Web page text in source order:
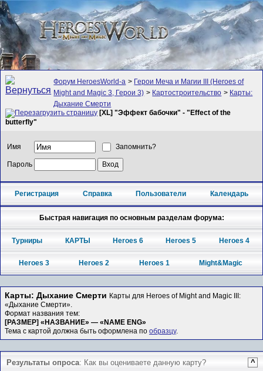
Форум HeroesWorld-а > Герои Меча и Магии III (Heroes of
Might and Magic 3, Герои 3) > Картостроительство > Карты:
Дыхание Смерти
[XL] "Эффект бабочки" - "Effect of the
butterfly"
Имя Запомнить?
Пароль
Регистрация Справка Пользователи Календарь
Быстрая навигация по основным разделам форума:
Турниры КАРТЫ Heroes 6 Heroes 5 Heroes 4
Heroes 3 Heroes 2 Heroes 1 Might&Magic
Карты: Дыхание Смерти Карты для Heroes of Might and Magic III:
«Дыхание Смерти».
Формат названия тем:
[РАЗМЕР] «НАЗВАНИЕ» — «NAME ENG»
Тема с картой должна быть оформлена по образцу.
Результаты опроса: Как вы оцениваете данную карту? ^